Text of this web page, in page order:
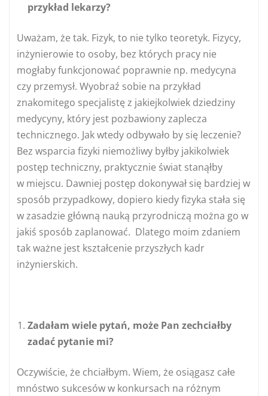
przykład lekarzy?
Uważam, że tak. Fizyk, to nie tylko teoretyk. Fizycy,
inżynierowie to osoby, bez których pracy nie
mogłaby funkcjonować poprawnie np. medycyna
czy przemysł. Wyobraź sobie na przykład
znakomitego specjalistę z jakiejkolwiek dziedziny
medycyny, który jest pozbawiony zaplecza
technicznego. Jak wtedy odbywało by się leczenie?
Bez wsparcia fizyki niemożliwy byłby jakikolwiek
postęp techniczny, praktycznie świat stanąłby
w miejscu. Dawniej postęp dokonywał się bardziej w
sposób przypadkowy, dopiero kiedy fizyka stała się
w zasadzie główną nauką przyrodniczą można go w
jakiś sposób zaplanować. Dlatego moim zdaniem
tak ważne jest kształcenie przyszłych kadr
inżynierskich.
Zadałam wiele pytań, może Pan zechciałby
zadać pytanie mi?
Oczywiście, że chciałbym. Wiem, że osiągasz całe
mnóstwo sukcesów w konkursach na różnym